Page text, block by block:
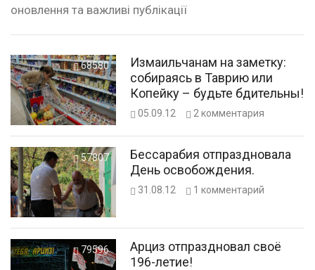
оновлення та важливі публікації
68580
Измаильчанам на заметку:
собираясь в Таврию или
Копейку – будьте бдительны!
05.09.12 2 комментария
57807
Бессарабия отпраздновала
День освобождения.
31.08.12 1 комментарий
79596
Арциз отпраздновал своё
196-летие!